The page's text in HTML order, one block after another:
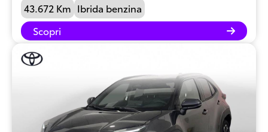
43.672 Km Ibrida benzina
Scopri